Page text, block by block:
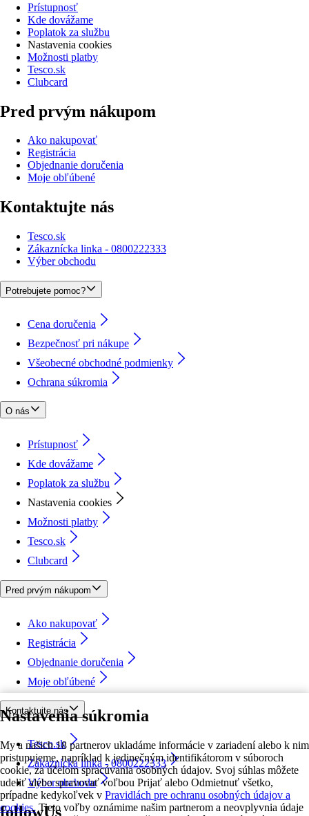
Nastavenia súkromia
My a našich 18 partnerov ukladáme informácie v zariadení alebo k nim
pristupujeme, napríklad k jedinečným identifikátorom v súboroch
cookie, za účelom spracúvania osobných údajov. Svoj súhlas môžete
udeliť alebo spravovať voľbou Prijať alebo Odmietnuť všetko,
prípadne kedykoľvek v Pravidlách pre ochranu osobných údajov a
cookies. Tieto voľby oznámime našim partnerom a neovplyvnia údaje
Prístupnosť
Kde dovážame
Poplatok za službu
Nastavenia cookies
Možnosti platby
Tesco.sk
Clubcard
Pred prvým nákupom
Ako nakupovať
Registrácia
Objednanie doručenia
Moje obľúbené
Kontaktujte nás
Tesco.sk
Zákaznícka linka - 0800222333
Výber obchodu
Potrebujete pomoc?
Cena doručenia
Bezpečnosť pri nákupe
Všeobecné obchodné podmienky
Ochrana súkromia
O nás
Prístupnosť
Kde dovážame
Poplatok za službu
Nastavenia cookies
Možnosti platby
Tesco.sk
Clubcard
Pred prvým nákupom
Ako nakupovať
Registrácia
Objednanie doručenia
Moje obľúbené
Kontaktujte nás
Tesco.sk
Zákaznícka linka - 0800222333
Výber obchodu
followUs